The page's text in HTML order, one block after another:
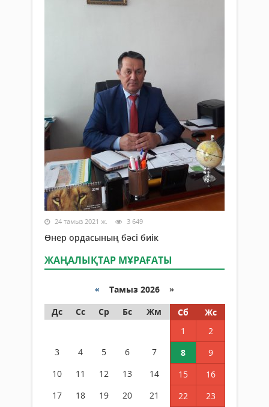
24 тамыз 2021 ж. 3 649
Өнер ордасының бәсі биік
ЖАҢАЛЫҚТАР МҰРАҒАТЫ
« Тамыз 2026 »
Дс
Сс Ср Бс Жм Сб
Жс
1
2
3
4 5 6 7 8
9
10
11 12 13 14 15
16
17
18 19 20 21 22 23